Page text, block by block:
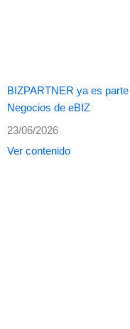
BIZPARTNER ya es
Negocios de eBIZ
23/06/2026
Ver contenido